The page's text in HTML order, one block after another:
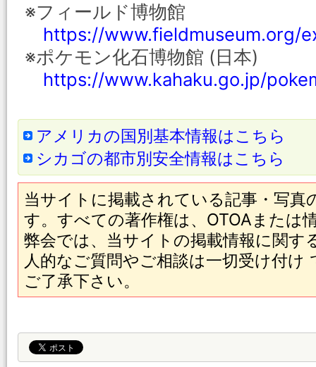
※フィールド博物館
https://www.fieldmuseum.org/
※ポケモン化石博物館 (日本)
https://www.kahaku.go.jp/
アメリカの国別基本情報はこちら
シカゴの都市別安全情報はこちら
当サイトに掲載されている記事・写真
す。すべての著作権は、OTOAまたは
弊会では、当サイトの掲載情報に関す
人的なご質問やご相談は一切受け付
ご了承下さい。